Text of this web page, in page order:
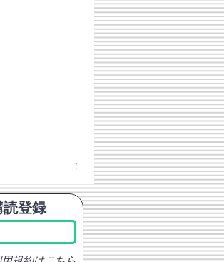
チェコスロバキア軍 連邦共
価格
￥398
消費税込み
登録